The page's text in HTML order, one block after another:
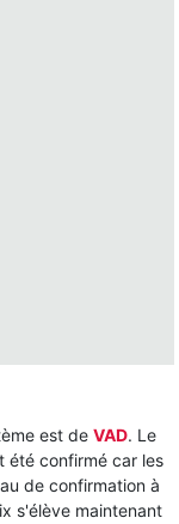
est de VAD. Le
été confirmé car les
de confirmation à
s'élève maintenant